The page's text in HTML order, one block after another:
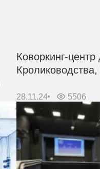
Коворкинг-
28.11.24 5506